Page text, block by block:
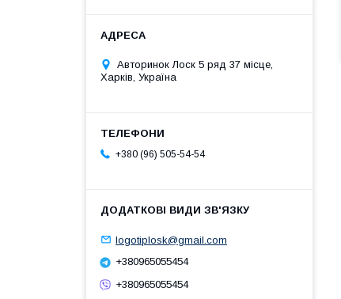
Авторинок Лоск 5 ряд 37 місце,
Харків, Україна
+380 (96) 505-54-54
logotiplosk@gmail.com
+380965055454
+380965055454